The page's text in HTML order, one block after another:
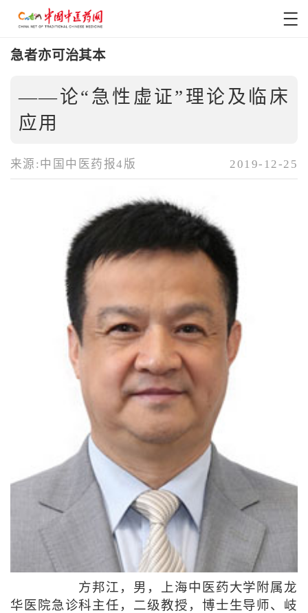
急者亦可治其本
——论“急性虚证”理论及临床
应用
来源:中国中医药报4版 2019-12-25
方邦江，男，上海中医药大学附属龙
华医院急诊科主任，二级教授，博士生导师、岐